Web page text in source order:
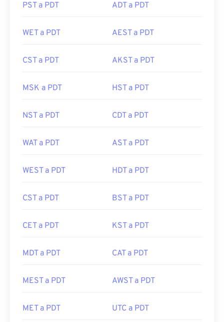
PST a PDT ADT a PDT
WET a PDT AEST a PDT
CST a PDT AKST a PDT
MSK a PDT HST a PDT
NST a PDT CDT a PDT
WAT a PDT AST a PDT
WEST a PDT HDT a PDT
CST a PDT BST a PDT
CET a PDT KST a PDT
MDT a PDT CAT a PDT
MEST a PDT AWST a PDT
MET a PDT UTC a PDT